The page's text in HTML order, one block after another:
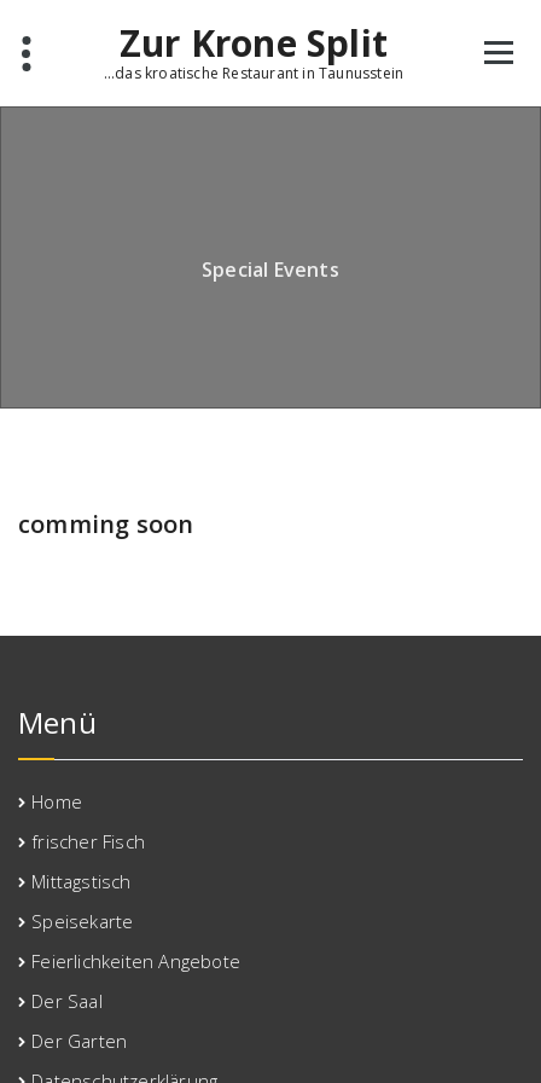
content
Zur Krone Split
...das kroatische Restaurant in Taunusstein
Special Events
comming soon
Menü
Home
frischer Fisch
Mittagstisch
Speisekarte
Feierlichkeiten Angebote
Der Saal
Der Garten